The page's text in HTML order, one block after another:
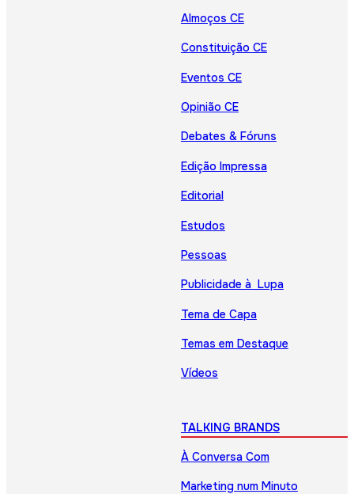
Almoços CE
Constituição CE
Eventos CE
Opinião CE
Debates & Fóruns
Edição Impressa
Editorial
Estudos
Pessoas
Publicidade à Lupa
Tema de Capa
Temas em Destaque
Vídeos
TALKING BRANDS
À Conversa Com
Marketing num Minuto